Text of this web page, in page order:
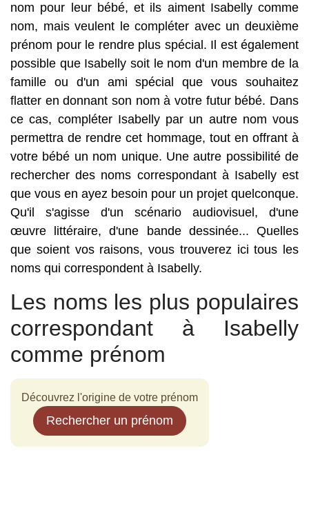
nom pour leur bébé, et ils aiment Isabelly comme
nom, mais veulent le compléter avec un deuxième
prénom pour le rendre plus spécial. Il est également
possible que Isabelly soit le nom d'un membre de la
famille ou d'un ami spécial que vous souhaitez
flatter en donnant son nom à votre futur bébé. Dans
ce cas, compléter Isabelly par un autre nom vous
permettra de rendre cet hommage, tout en offrant à
votre bébé un nom unique. Une autre possibilité de
rechercher des noms correspondant à Isabelly est
que vous en ayez besoin pour un projet quelconque.
Qu'il s'agisse d'un scénario audiovisuel, d'une
œuvre littéraire, d'une bande dessinée... Quelles
que soient vos raisons, vous trouverez ici tous les
noms qui correspondent à Isabelly.
Les noms les plus populaires
correspondant à Isabelly
comme prénom
Découvrez l'origine de votre prénom
Rechercher un prénom